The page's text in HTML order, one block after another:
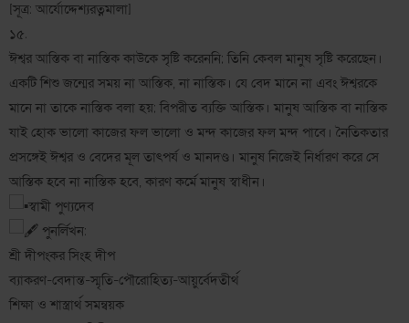
[সূত্র: আর্যোদ্দেশ্যরত্নমালা]
১৫.
ঈশ্বর আস্তিক বা নাস্তিক কাউকে সৃষ্টি করেননি; তিনি কেবল মানুষ সৃষ্টি করেছেন।
একটি শিশু জন্মের সময় না আস্তিক, না নাস্তিক। যে বেদ মানে না এবং ঈশ্বরকে
মানে না তাকে নাস্তিক বলা হয়; বিপরীত ব্যক্তি আস্তিক। মানুষ আস্তিক বা নাস্তিক
যাই হোক ভালো কাজের ফল ভালো ও মন্দ কাজের ফল মন্দ পাবে। নৈতিকতার
প্রসঙ্গেই ঈশ্বর ও বেদের মূল তাৎপর্য ও মানদণ্ড। মানুষ নিজেই নির্ধারণ করে সে
আস্তিক হবে না নাস্তিক হবে, কারণ কর্মে মানুষ স্বাধীন।
স্বামী পুণ্যদেব
পুনর্লিখন:
শ্রী দীপংকর সিংহ দীপ
ব্যাকরণ-বেদান্ত-স্মৃতি-পৌরোহিত্য-আয়ুর্বেদতীর্থ
শিক্ষা ও শাস্ত্রার্থ সমন্বয়ক